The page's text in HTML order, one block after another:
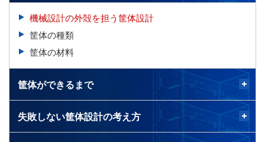
機械設計の外殻を担う筐体設計
筐体の種類
筐体の材料
筐体ができるまで
失敗しない筐体設計の考え方